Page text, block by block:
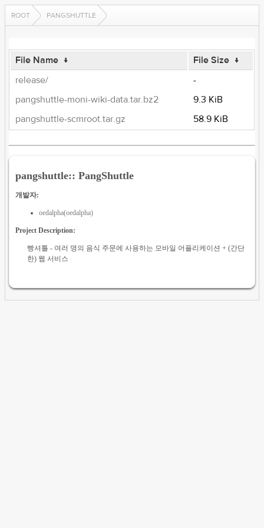
ROOT PANGSHUTTLE
File Name ↓ File Size ↓
release/
-
pangshuttle-moni-wiki-data.tar.bz2
9.3 KiB
pangshuttle-scmroot.tar.gz
58.9 KiB
pangshuttle:: PangShuttle
개발자:
oedalpha(oedalpha)
Project Description:
빵셔틀 - 여러 명의 음식 주문에 사용하는 모바일 어플리케이션 + (간단
한) 웹 서비스